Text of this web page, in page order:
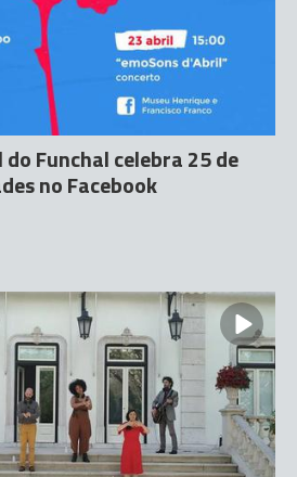
Funchal celebra 25 de
no Facebook